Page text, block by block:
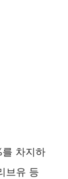
차지하
브유 등